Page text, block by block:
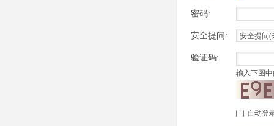
密码:
安全提问:
验证码:
输入下图
自动登